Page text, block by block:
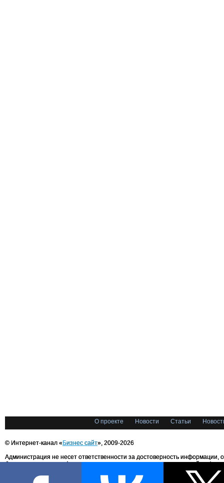
О проекте Новости Статьи
© Интернет-канал «Бизнес сайт», 2009-2026
Администрация не несет ответственности за достоверность информации,
блоггерами портала. Администрация не предоставляет справочной
Все права на любые материалы, опубликованные на сайте, защищены в